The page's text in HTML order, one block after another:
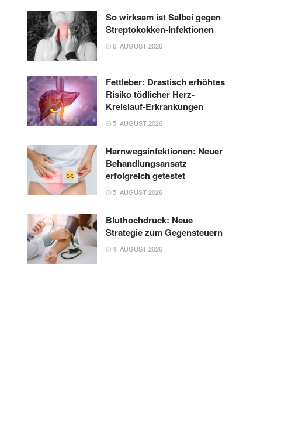
So wirksam ist Salbei gegen
Streptokokken-Infektionen
6. AUGUST 2026
Fettleber: Drastisch erhöhtes
Risiko tödlicher Herz-
Kreislauf-Erkrankungen
5. AUGUST 2026
Harnwegsinfektionen: Neuer
Behandlungsansatz
erfolgreich getestet
5. AUGUST 2026
Bluthochdruck: Neue
Strategie zum Gegensteuern
4. AUGUST 2026